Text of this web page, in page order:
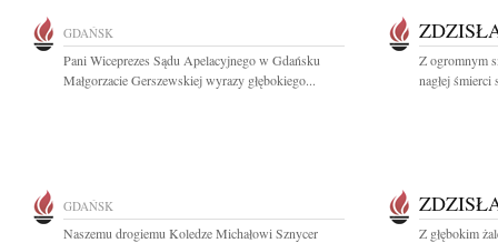
GDAŃSK
Pani Wiceprezes Sądu Apelacyjnego w Gdańsku
Małgorzacie Gerszewskiej wyrazy głębokiego...
Z ogromnym
nagłej śmierci
GDAŃSK
Naszemu drogiemu Koledze Michałowi Sznycer
Z głębokim